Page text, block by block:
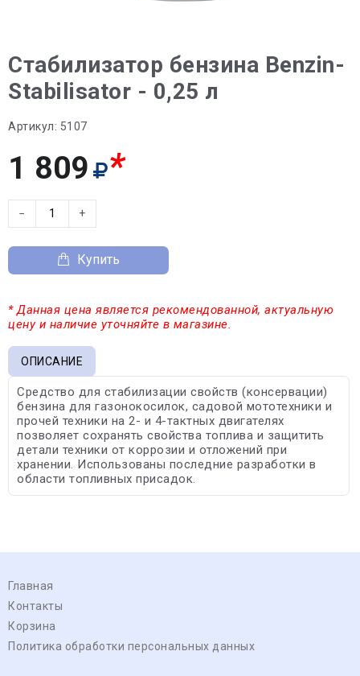
Стабилизатор бензина Benzin-
Stabilisator - 0,25 л
Артикул: 5107
1 809 *
− +
Купить
* Данная цена является рекомендованной, актуальную
цену и наличие уточняйте в магазине.
ОПИСАНИЕ
Средство для стабилизации свойств (консервации)
бензина для газонокосилок, садовой мототехники и
прочей техники на 2- и 4-тактных двигателях
позволяет сохранять свойства топлива и защитить
детали техники от коррозии и отложений при
хранении. Использованы последние разработки в
области топливных присадок.
Главная
Контакты
Корзина
Политика обработки персональных данных